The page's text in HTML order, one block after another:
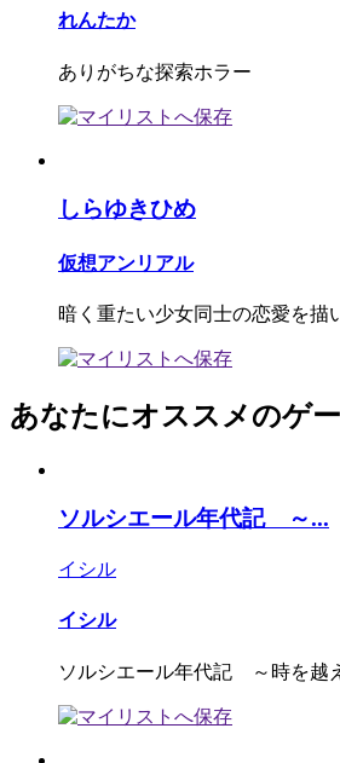
れんたか
ありがちな探索ホラー
しらゆきひめ
仮想アンリアル
暗く重たい少女同士の恋愛を描
あなたにオススメのゲ
ソルシエール年代記 ～...
イシル
イシル
ソルシエール年代記 ～時を越